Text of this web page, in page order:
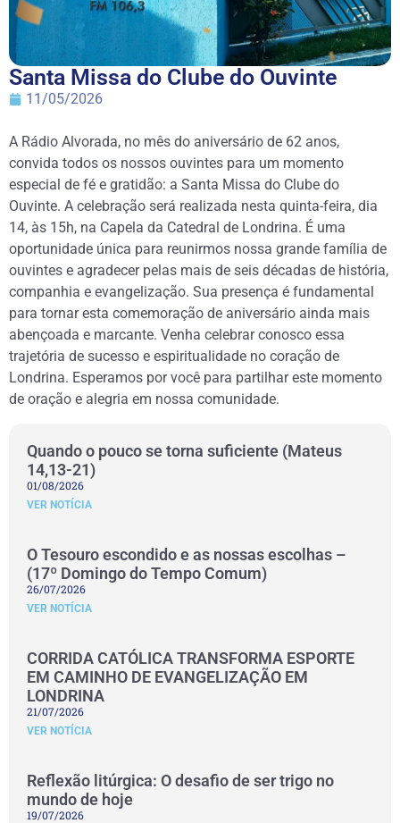
Santa Missa do Clube do Ouvinte
11/05/2026
A Rádio Alvorada, no mês do aniversário de 62 anos,
convida todos os nossos ouvintes para um momento
especial de fé e gratidão: a Santa Missa do Clube do
Ouvinte. A celebração será realizada nesta quinta-feira, dia
14, às 15h, na Capela da Catedral de Londrina. É uma
oportunidade única para reunirmos nossa grande família de
ouvintes e agradecer pelas mais de seis décadas de história,
companhia e evangelização. Sua presença é fundamental
para tornar esta comemoração de aniversário ainda mais
abençoada e marcante. Venha celebrar conosco essa
trajetória de sucesso e espiritualidade no coração de
Londrina. Esperamos por você para partilhar este momento
de oração e alegria em nossa comunidade.
Quando o pouco se torna suficiente (Mateus
14,13-21)
01/08/2026
VER NOTÍCIA
O Tesouro escondido e as nossas escolhas –
(17º Domingo do Tempo Comum)
26/07/2026
VER NOTÍCIA
CORRIDA CATÓLICA TRANSFORMA ESPORTE
EM CAMINHO DE EVANGELIZAÇÃO EM
LONDRINA
21/07/2026
VER NOTÍCIA
Reflexão litúrgica: O desafio de ser trigo no
mundo de hoje
19/07/2026